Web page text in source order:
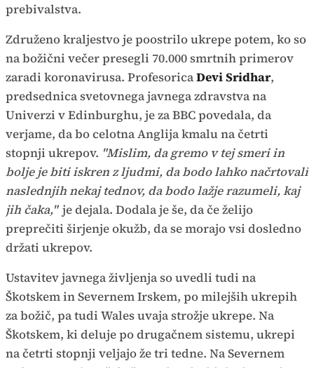
prebivalstva.
Združeno kraljestvo je poostrilo ukrepe potem, ko so
na božični večer presegli 70.000 smrtnih primerov
zaradi koronavirusa. ProfesoricaDevi Sridhar,
predsednica svetovnega javnega zdravstva na
Univerzi v Edinburghu, je za BBC povedala, da
verjame, da bo celotna Anglija kmalu na četrti
stopnji ukrepov. "Mislim, da gremo v tej smeri in
bolje je biti iskren z ljudmi, da bodo lahko načrtovali
naslednjih nekaj tednov, da bodo lažje razumeli, kaj
jih čaka," je dejala. Dodala je še, da če želijo
preprečiti širjenje okužb, da se morajo vsi dosledno
držati ukrepov.
Ustavitev javnega življenja so uvedli tudi na
Škotskem in Severnem Irskem, po milejših ukrepih
za božič, pa tudi Wales uvaja strožje ukrepe. Na
Škotskem, ki deluje po drugačnem sistemu, ukrepi
na četrti stopnji veljajo že tri tedne. Na Severnem